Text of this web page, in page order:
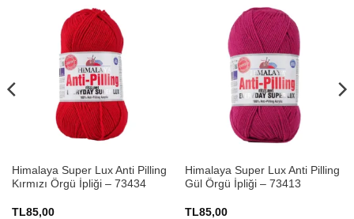
Himalaya Super Lux Anti Pilling
Kırmızı Örgü İpliği – 73434
TL85,00
Himalaya Super Lux Anti Pilling
Gül Örgü İpliği – 73413
TL85,00